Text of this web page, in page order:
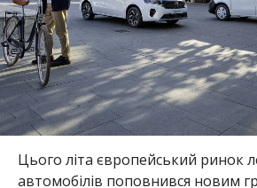
Цього літа європейський ринок
автомобілів поповнився новим